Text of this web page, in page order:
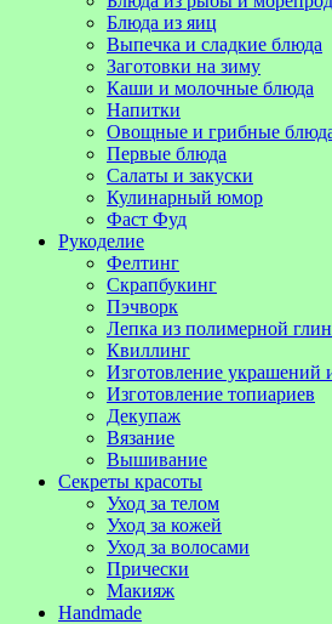
Блюда из яиц
Выпечка и сладкие блюда
Заготовки на зиму
Каши и молочные блюда
Напитки
Овощные и грибные
Первые блюда
Салаты и закуски
Кулинарный юмор
Фаст Фуд
Рукоделие
Фелтинг
Скрапбукинг
Пэчворк
Лепка из полимерной
Квиллинг
Изготовление украшений
Изготовление топиариев
Декупаж
Вязание
Вышивание
Секреты красоты
Уход за телом
Уход за кожей
Уход за волосами
Прически
Макияж
Handmade